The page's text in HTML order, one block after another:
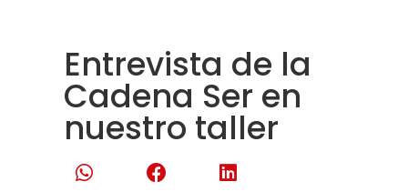
Entrevista de la
Cadena Ser en
nuestro taller